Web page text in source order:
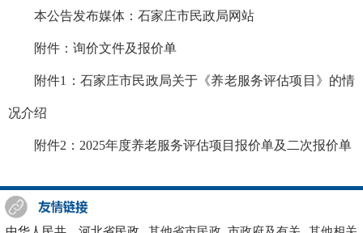
本公告发布媒体：石家庄市民政局网站
附件：询价文件及报价单
附件1： 石家庄市民政局关于《养老服务评估项目》的情
况介绍
附件2： 2025年度养老服务评估项目报价单及二次报价单